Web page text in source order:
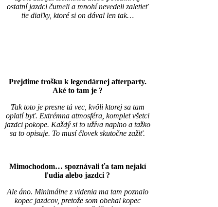
ostatní jazdci čumeli a mnohí nevedeli zaletieť
tie diaľky, ktoré si on dával len tak…
Prejdime trošku k legendárnej afterparty.
Aké to tam je ?
Tak toto je presne tá vec, kvôli ktorej sa tam
oplatí byť. Extrémna atmosféra, komplet všetci
jazdci pokope. Každý si to užíva naplno a tažko
sa to opisuje. To musí človek skutočne zažiť.
Mimochodom… spoznávali ťa tam nejakí
ľudia alebo jazdci ?
Ale áno. Minimálne z videnia ma tam poznalo
kopec jazdcov, pretože som obehal kopec